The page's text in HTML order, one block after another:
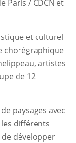
Paris / CDCN et
et culturel
chorégraphique
artistes
de 12
paysages avec
les différents
développer